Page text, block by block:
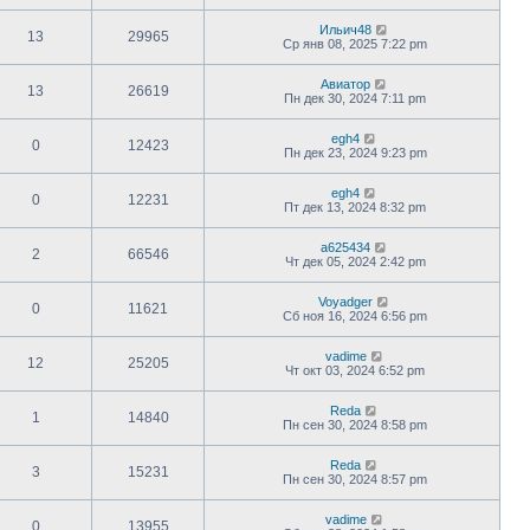
13 29965
Ильич48
Ср янв 08, 2025 7:22 pm
13 26619
Авиатор
Пн дек 30, 2024 7:11 pm
0 12423
egh4
Пн дек 23, 2024 9:23 pm
0 12231
egh4
Пт дек 13, 2024 8:32 pm
2 66546
a625434
Чт дек 05, 2024 2:42 pm
0 11621
Voyadger
Сб ноя 16, 2024 6:56 pm
12 25205
vadime
Чт окт 03, 2024 6:52 pm
1 14840
Reda
Пн сен 30, 2024 8:58 pm
3 15231
Reda
Пн сен 30, 2024 8:57 pm
0 13955
vadime